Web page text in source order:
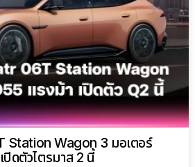
Station Wagon 3 มอเตอร์
ปิดตัวไตรมาส 2 นี้